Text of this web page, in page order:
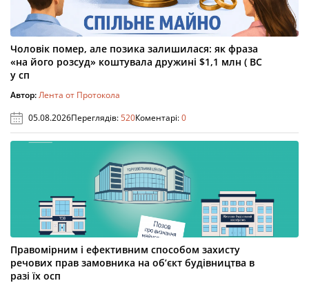
Чоловік помер, але позика залишилася: як фраза
«на його розсуд» коштувала дружині $1,1 млн ( ВС
у сп
Автор:Лента от Протокола
05.08.2026Переглядів:520Коментарі:0
Правомірним і ефективним способом захисту
речових прав замовника на об’єкт будівництва в
разі їх осп